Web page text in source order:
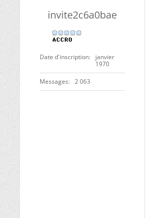
invite2c6a0bae
Date d'inscription
janvier
1970
Messages 2 063